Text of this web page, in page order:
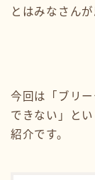
とはみなさん
今回は「ブリ
できない」と
紹介です。